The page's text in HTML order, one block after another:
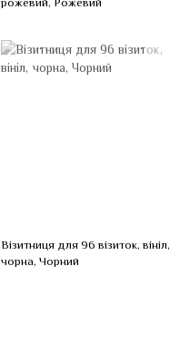
Візитниця для 96 візиток, вініл,
чорна, Чорний